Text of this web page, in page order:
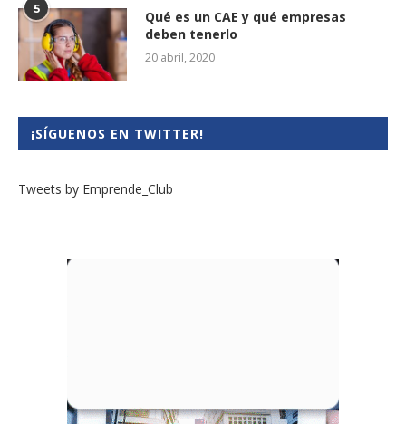
5
Qué es un CAE y qué empresas
deben tenerlo
20 abril, 2020
¡SÍGUENOS EN TWITTER!
Tweets by Emprende_Club